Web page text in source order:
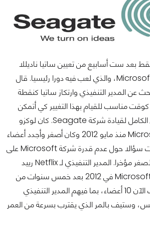
بعد ست أسابيع من تعيين ساتيا ناديللا
كمدير تنفيذي لشركة Microsoft، والذي لعب فيه دورا رئيسيا. قال
عن المدير التنفيذي وارتكاز ساتيا كنقطة
مناسب للقيام بهذا التغيير كي أتمكن
بدوري بتوجيه اهتمامي الكامل لقيادة شركة Seagate. كان لوكزو
عضوا في مجلس Microsoft منذ مايو 2012 وكان أصغر وأجدد أعضاء
المجلس. مغادرته طرحت سؤالا حول عدم قدرة شركة Microsoft على
إبقاء أعضاء المجلس الأصغر مؤخرا. المدير التنفيذي لـ Netflix رييد
هاستينغز غادر مجلس Microsoft في 2012 بعد خمس سنوات من
الخدمة. المجلس يمتلك الآن 10 أعضاء، بما فيهم المدير التنفيذي
وستيف بالمر الذي يقترب بسرعة من العمر